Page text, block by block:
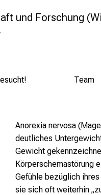
und Forschung
Team
Anorexia nervosa
deutliches
Gewicht
Körperschemastörung
Gefühle bezüglich
sie sich oft weiterhin